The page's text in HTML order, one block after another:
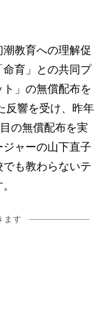
教育への理解促
育」との共同プ
」の無償配布を
反響を受け、昨年
の無償配布を実
ャーの山下直子
も教わらないテ
ます